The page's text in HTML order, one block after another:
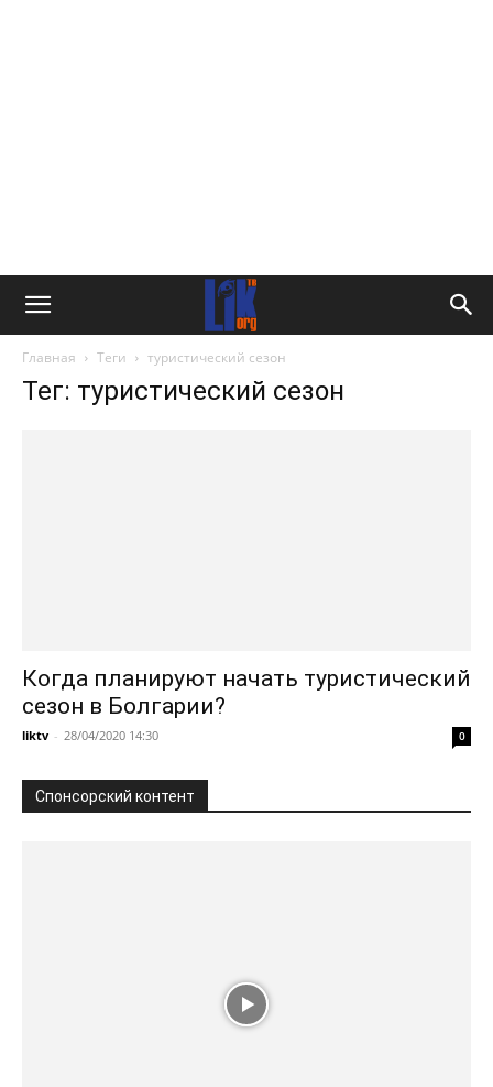
Главная Теги туристический сезон
Тег: туристический сезон
Когда планируют начать туристический
сезон в Болгарии?
liktv - 28/04/2020 14:30 0
Спонсорский контент